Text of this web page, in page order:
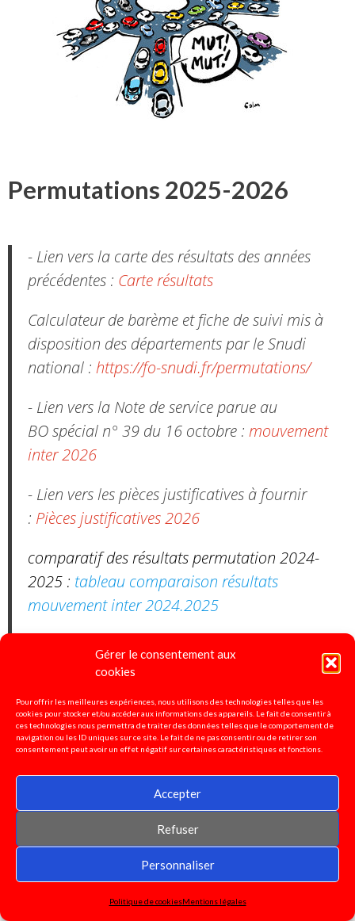
Gérer le consentement aux
cookies
Pour offrir les meilleures expériences, nous utilisons des technologies telles que les
cookies pour stocker et/ou accéder aux informations des appareils. Le fait de consentir à
ces technologies nous permettra de traiter des données telles que le comportement de
navigation ou les ID uniques sur ce site. Le fait de ne pas consentir ou de retirer son
consentement peut avoir un effet négatif sur certaines caractéristiques et fonctions.
Accepter
Refuser
Personnaliser
Politique de cookiesMentions légales
Permutations 2025-2026
- Lien vers la carte des résultats des années
précédentes : Carte résultats
Calculateur de barème et fiche de suivi mis à
disposition des départements par le Snudi
national : https://fo-snudi.fr/permutations/
- Lien vers la Note de service parue au
BO spécial n° 39 du 16 octobre : mouvement
inter 2026
- Lien vers les pièces justificatives à fournir
: Pièces justificatives 2026
comparatif des résultats permutation 2024-
2025 : tableau comparaison résultats
mouvement inter 2024.2025
- Lien vers les lignes directrices de gestion du
22 octobre 2024 :
-Lien vers les lignes directrices de gestion PPCR
décembre 2024 :LDG PPCR
Pétition pour la défense de
l'enseignement spécialisé!
Signez ici!